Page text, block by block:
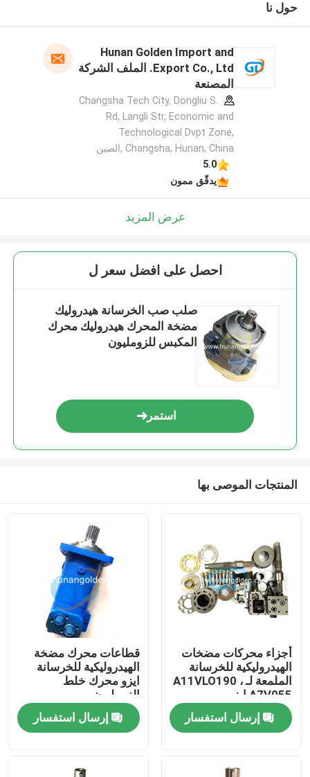
بيت
منتجات
معلومات عنا
حول نا
Hunan Golden Import and
Export Co., Ltd. الملف الشركة
المصنعة
Changsha Tech City, Dongliu S.
Rd, Langli Str, Economic and
Technological Dvpt Zone,
Changsha, Hunan, China ,الصين
5.0
يدقّق ممون
عرض المزيد
احصل على افضل سعر ل
صلب صب الخرسانة هيدروليك
مضخة المحرك هيدروليك محرك
المكبس للزومليون
استمر
المنتجات الموصى بها
أجزاء محركات مضخات
الهيدروليكية للخرسانة
الملمعة لـ A11VLO190 ،
A7V055 ايزو
إرسال استفسار
قطاعات محرك مضخة
الهيدروليكية للخرسانة
ايزو محرك خلط
الزومليون
إرسال استفسار